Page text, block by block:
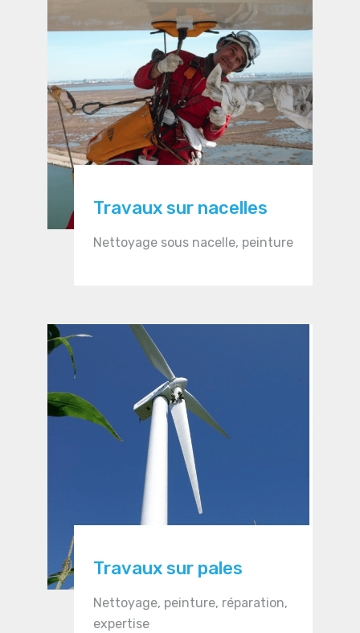
Travaux sur nacelles
Nettoyage sous nacelle, peinture
Travaux sur pales
Nettoyage, peinture, réparation,
expertise